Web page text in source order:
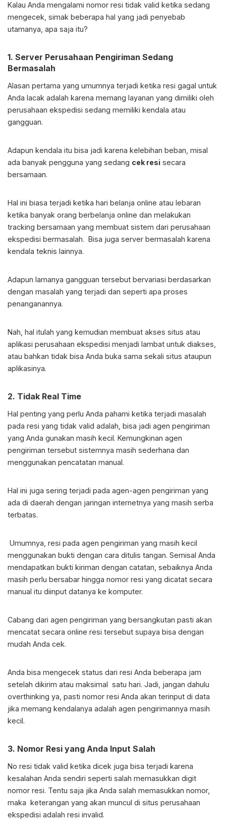
Kalau Anda mengalami nomor resi tidak valid ketika sedang
mengecek, simak beberapa hal yang jadi penyebab
utamanya, apa saja itu?
1. Server Perusahaan Pengiriman Sedang
Bermasalah
Alasan pertama yang umumnya terjadi ketika resi gagal untuk
Anda lacak adalah karena memang layanan yang dimiliki oleh
perusahaan ekspedisi sedang memiliki kendala atau
gangguan.
Adapun kendala itu bisa jadi karena kelebihan beban, misal
ada banyak pengguna yang sedang cek resi secara
bersamaan.
Hal ini biasa terjadi ketika hari belanja online atau lebaran
ketika banyak orang berbelanja online dan melakukan
tracking bersamaan yang membuat sistem dari perusahaan
ekspedisi bermasalah. Bisa juga server bermasalah karena
kendala teknis lainnya.
Adapun lamanya gangguan tersebut bervariasi berdasarkan
dengan masalah yang terjadi dan seperti apa proses
penanganannya.
Nah, hal itulah yang kemudian membuat akses situs atau
aplikasi perusahaan ekspedisi menjadi lambat untuk diakses,
atau bahkan tidak bisa Anda buka sama sekali situs ataupun
aplikasinya.
2. Tidak Real Time
Hal penting yang perlu Anda pahami ketika terjadi masalah
pada resi yang tidak valid adalah, bisa jadi agen pengiriman
yang Anda gunakan masih kecil. Kemungkinan agen
pengiriman tersebut sistemnya masih sederhana dan
menggunakan pencatatan manual.
Hal ini juga sering terjadi pada agen-agen pengiriman yang
ada di daerah dengan jaringan internetnya yang masih serba
terbatas.
Umumnya, resi pada agen pengiriman yang masih kecil
menggunakan bukti dengan cara ditulis tangan. Semisal Anda
mendapatkan bukti kiriman dengan catatan, sebaiknya Anda
masih perlu bersabar hingga nomor resi yang dicatat secara
manual itu diinput datanya ke komputer.
Cabang dari agen pengiriman yang bersangkutan pasti akan
mencatat secara online resi tersebut supaya bisa dengan
mudah Anda cek.
Anda bisa mengecek status dari resi Anda beberapa jam
setelah dikirim atau maksimal satu hari. Jadi, jangan dahulu
overthinking ya, pasti nomor resi Anda akan terinput di data
jika memang kendalanya adalah agen pengirimannya masih
kecil.
3. Nomor Resi yang Anda Input Salah
No resi tidak valid ketika dicek juga bisa terjadi karena
kesalahan Anda sendiri seperti salah memasukkan digit
nomor resi. Tentu saja jika Anda salah memasukkan nomor,
maka keterangan yang akan muncul di situs perusahaan
ekspedisi adalah resi invalid.